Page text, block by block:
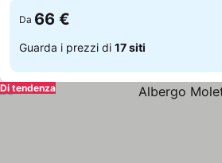
Da 66 €
Guarda i prezzi di 17 siti
Di tendenza